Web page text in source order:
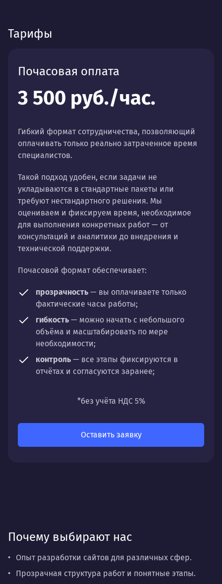
Тарифы
Почасовая оплата
3 500 руб./час.
Гибкий формат сотрудничества, позволяющий
оплачивать только реально затраченное время
специалистов.
Такой подход удобен, если задачи не
укладываются в стандартные пакеты или
требуют нестандартного решения. Мы
оцениваем и фиксируем время, необходимое
для выполнения конкретных работ — от
консультаций и аналитики до внедрения и
технической поддержки.
Почасовой формат обеспечивает:
прозрачность — вы оплачиваете только
фактические часы работы;
гибкость — можно начать с небольшого
объёма и масштабировать по мере
необходимости;
контроль — все этапы фиксируются в
отчётах и согласуются заранее;
направлений: стратегии, настройки,
*без учёта НДС 5%
Оставить заявку
Почему выбирают нас
Опыт разработки сайтов для различных сфер.
Прозрачная структура работ и понятные этапы.